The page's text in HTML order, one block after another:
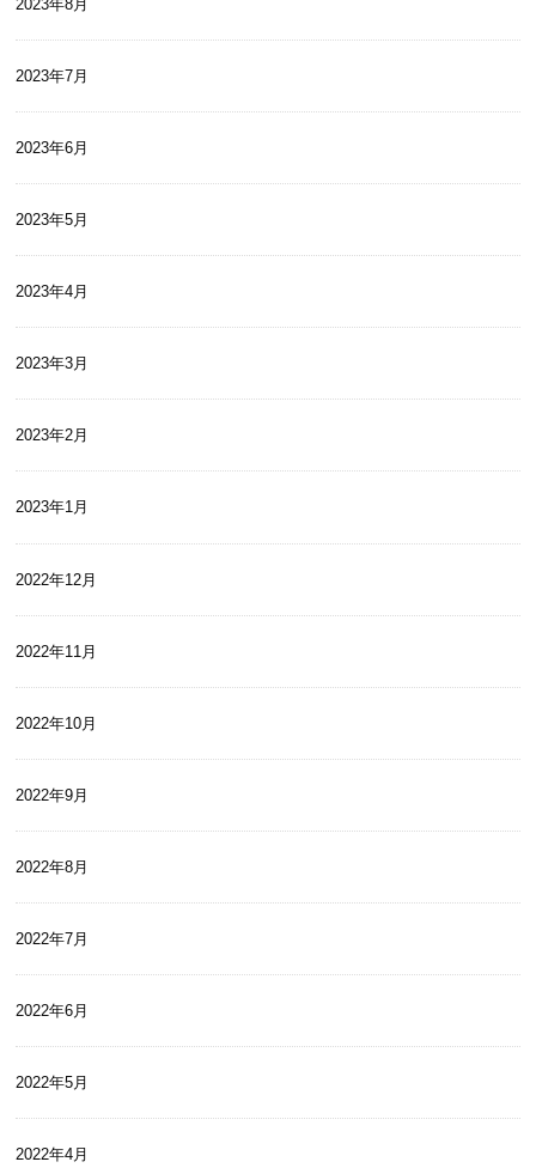
2023年8月
2023年7月
2023年6月
2023年5月
2023年4月
2023年3月
2023年2月
2023年1月
2022年12月
2022年11月
2022年10月
2022年9月
2022年8月
2022年7月
2022年6月
2022年5月
2022年4月